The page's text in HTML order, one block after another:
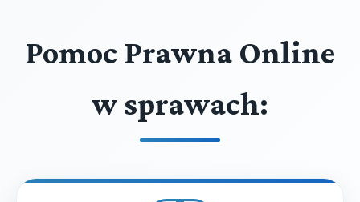
Pomoc Prawna Online
w sprawach: